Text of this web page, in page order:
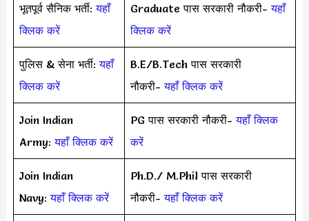
भूतपूर्व सैनिक भर्ती:यहाँ
क्लिक करें
Graduate पास सरकारी नौकरी-यहाँ
क्लिक करें
पुलिस & सेना भर्ती:यहाँ
क्लिक करें
B.E/B.Tech पास सरकारी
नौकरी-यहाँ क्लिक करें
Join Indian
Army:यहाँ क्लिक करें
PG पास सरकारी नौकरी-यहाँ क्लिक
करें
Join Indian
Navy:यहाँ क्लिक करें
Ph.D./ M.Phil पास सरकारी
नौकरी-यहाँ क्लिक करें